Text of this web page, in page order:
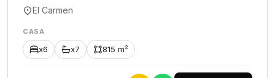
El Carmen
CASA
x6 x7 815 m²